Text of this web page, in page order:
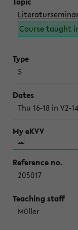
Course taught
S
Thu 16-18 in V2-
205017
Müller